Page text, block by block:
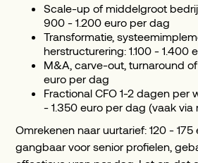
Scale-up of middelgroot
900 - 1.200 euro per dag
Transformatie,
herstructurering: 1.100 - 1.400
M&A, carve-out, turnaround
euro per dag
Fractional CFO 1-2 dagen per
- 1.350 euro per dag (vaak via
Omrekenen naar uurtarief: 120 - 175
gangbaar voor senior profielen,